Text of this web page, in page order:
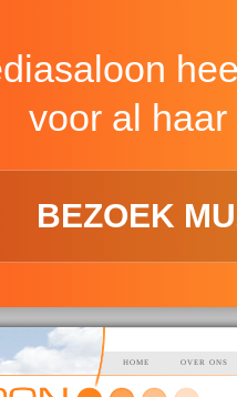
voor al
BEZOEK
HOME OVER ONS